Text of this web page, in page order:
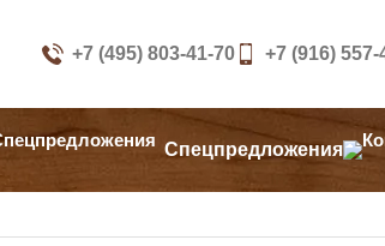
+7 (495) 803-41-70 +7 (916) 557-
Спецпредложения